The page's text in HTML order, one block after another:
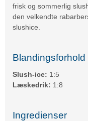
frisk og sommerlig
den velkendte
slushice.
Blandingsforhold
Slush-ice: 1:5
Læskedrik: 1:8
Ingredienser